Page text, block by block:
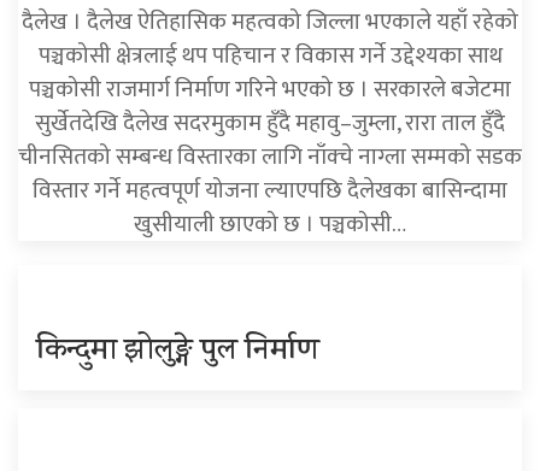
दैलेख । दैलेख ऐतिहासिक महत्वको जिल्ला भएकाले यहाँ रहेको
पञ्चकोसी क्षेत्रलाई थप पहिचान र विकास गर्ने उद्देश्यका साथ
पञ्चकोसी राजमार्ग निर्माण गरिने भएको छ । सरकारले बजेटमा
सुर्खेतदेखि दैलेख सदरमुकाम हुँदै महावु–जुम्ला, रारा ताल हुँदै
चीनसितको सम्बन्ध विस्तारका लागि नाँक्चे नाग्ला सम्मको सडक
विस्तार गर्ने महत्वपूर्ण योजना ल्याएपछि दैलेखका बासिन्दामा
खुसीयाली छाएको छ । पञ्चकोसी…
किन्दुमा झोलुङ्गे पुल निर्माण